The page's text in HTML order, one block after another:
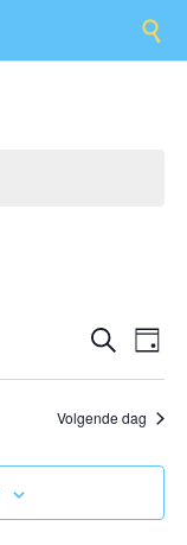

Zoeken
en
Zoeken
Dag
Volgende dag